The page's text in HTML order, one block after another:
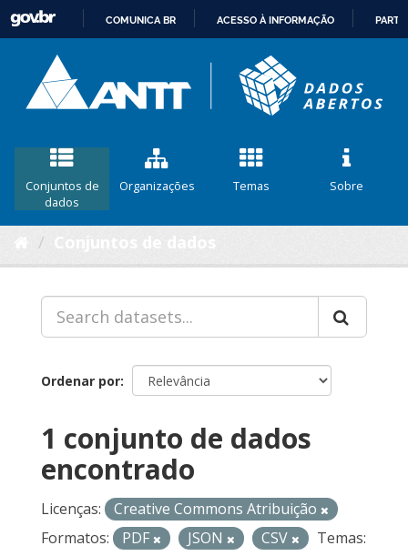
CONTEÚDO
COMUNICA BR ACESSO À INFORMAÇÃO
Conjuntos de
dados
Organizações Temas Sobre
Ordenar por
1 conjunto de dados
encontrado
Licenças:
Creative Commons Atribuição
Formatos:
PDF JSON CSV
Temas: